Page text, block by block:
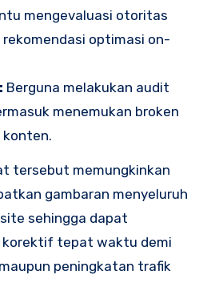
mengevaluasi otoritas
rekomendasi optimasi on-
Berguna melakukan audit
menemukan broken
tersebut memungkinkan
gambaran menyeluruh
sehingga dapat
korektif tepat waktu demi
peningkatan trafik